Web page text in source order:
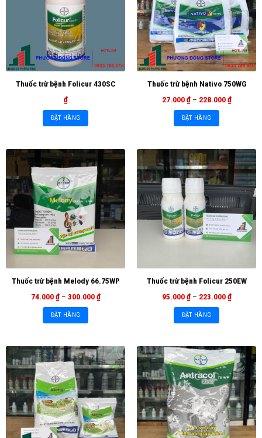
Thuốc trừ bệnh Folicur 430SC
₫
ĐẶT HÀNG
Thuốc trừ bệnh Nativo 750WG
27.000₫ – 228.000₫
ĐẶT HÀNG
Thuốc trừ bệnh Melody 66.75WP
74.000₫ – 300.000₫
ĐẶT HÀNG
Thuốc trừ bệnh Folicur 250EW
95.000₫ – 223.000₫
ĐẶT HÀNG